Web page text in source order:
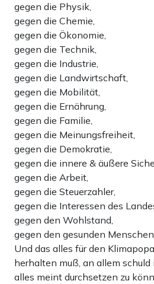
gegen die Physik,
gegen die Chemie,
gegen die Ökonomie,
gegen die Technik,
gegen die Industrie,
gegen die Landwirtschaft,
gegen die Mobilität,
gegen die Ernährung,
gegen die Familie,
gegen die Meinungsfreiheit,
gegen die Demokratie,
gegen die innere & äußere
gegen die Arbeit,
gegen die Steuerzahler,
gegen die Interessen des
gegen den Wohlstand,
gegen den gesunden
Und das alles für den
herhalten muß, an allem
alles meint durchsetzen zu